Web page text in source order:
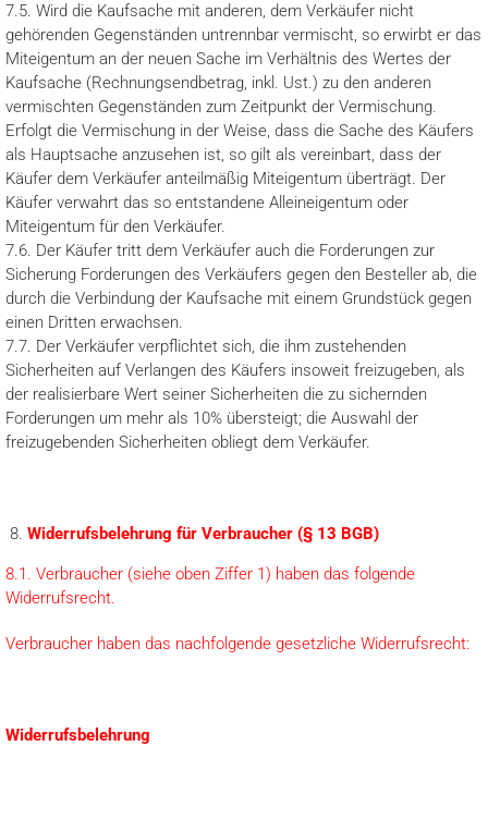
7.5. Wird die Kaufsache mit anderen, dem Verkäufer nicht
gehörenden Gegenständen untrennbar vermischt, so erwirbt er das
Miteigentum an der neuen Sache im Verhältnis des Wertes der
Kaufsache (Rechnungsendbetrag, inkl. Ust.) zu den anderen
vermischten Gegenständen zum Zeitpunkt der Vermischung.
Erfolgt die Vermischung in der Weise, dass die Sache des Käufers
als Hauptsache anzusehen ist, so gilt als vereinbart, dass der
Käufer dem Verkäufer anteilmäßig Miteigentum überträgt. Der
Käufer verwahrt das so entstandene Alleineigentum oder
Miteigentum für den Verkäufer.
7.6. Der Käufer tritt dem Verkäufer auch die Forderungen zur
Sicherung Forderungen des Verkäufers gegen den Besteller ab, die
durch die Verbindung der Kaufsache mit einem Grundstück gegen
einen Dritten erwachsen.
7.7. Der Verkäufer verpflichtet sich, die ihm zustehenden
Sicherheiten auf Verlangen des Käufers insoweit freizugeben, als
der realisierbare Wert seiner Sicherheiten die zu sichernden
Forderungen um mehr als 10% übersteigt; die Auswahl der
freizugebenden Sicherheiten obliegt dem Verkäufer.
Widerrufsbelehrung für Verbraucher (§ 13 BGB)
8.1. Verbraucher (siehe oben Ziffer 1) haben das folgende
Widerrufsrecht.
Verbraucher haben das nachfolgende gesetzliche Widerrufsrecht:
Widerrufsbelehrung